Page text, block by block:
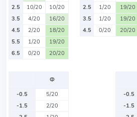
2.5
10/20
10/20
3.5
4/20
16/20
4.5
2/20
18/20
5.5
1/20
19/20
6.5
0/20 20/20
2.5
1/20
19/20
3.5
1/20
19/20
4.5
0/20 20/20
Ф
-0.5
5/20
-1.5
2/20
-0.5
-1.5